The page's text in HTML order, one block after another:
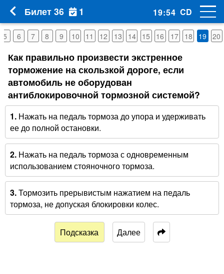
5 6 7 8 9 10 11 12 13 14 15 16 17 18 19 20
Как правильно произвести экстренное
торможение на скользкой дороге, если
автомобиль не оборудован
антиблокировочной тормозной системой?
1.Нажать на педаль тормоза до упора и удерживать
ее до полной остановки.
2.Нажать на педаль тормоза с одновременным
использованием стояночного тормоза.
3.Тормозить прерывистым нажатием на педаль
тормоза, не допуская блокировки колес.
Подсказка Далее
Билет 36 1 19:53 CD